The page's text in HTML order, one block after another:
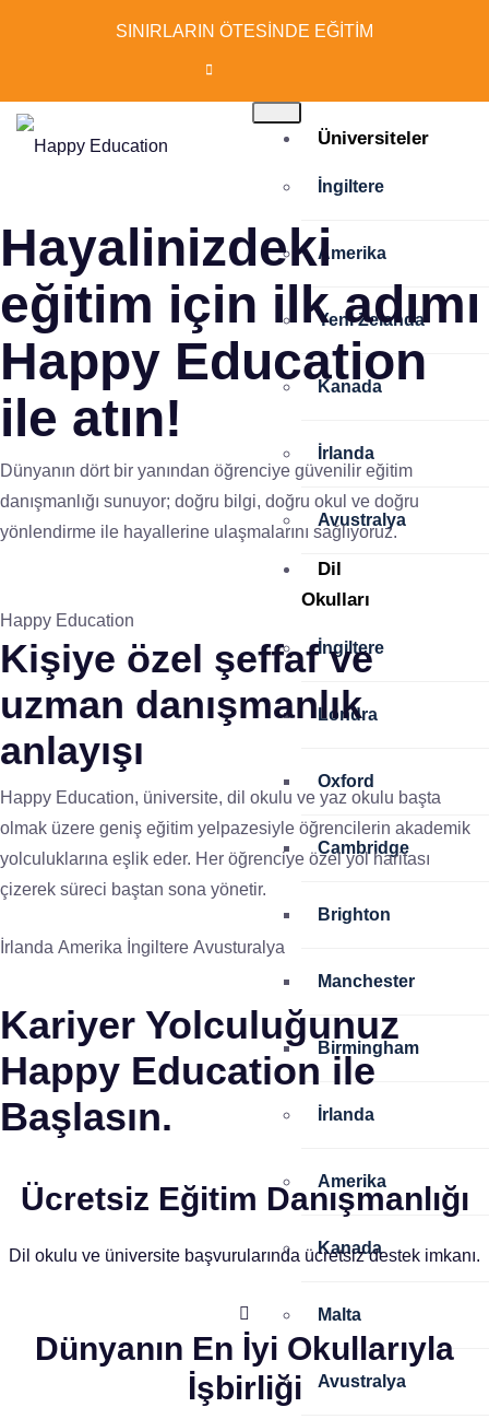
SINIRLARIN ÖTESİNDE EĞİTİM
Üniversiteler
İngiltere
Amerika
Yeni Zelanda
Kanada
İrlanda
Avustralya
Dil
Okulları
İngiltere
Londra
Oxford
Cambridge
Brighton
Manchester
Birmingham
İrlanda
Amerika
Kanada
Malta
Avustralya
Hayalinizdeki
eğitim için ilk adımı
Happy Education
ile atın!
Dünyanın dört bir yanından öğrenciye güvenilir eğitim
danışmanlığı sunuyor; doğru bilgi, doğru okul ve doğru
yönlendirme ile hayallerine ulaşmalarını sağlıyoruz.
Happy Education
Kişiye özel şeffaf ve
uzman danışmanlık
anlayışı
Happy Education, üniversite, dil okulu ve yaz okulu başta
olmak üzere geniş eğitim yelpazesiyle öğrencilerin akademik
yolculuklarına eşlik eder. Her öğrenciye özel yol haritası
çizerek süreci baştan sona yönetir.
İrlanda Amerika İngiltere Avusturalya
Kariyer Yolculuğunuz
Happy Education ile
Başlasın.
Ücretsiz Eğitim Danışmanlığı
Dil okulu ve üniversite başvurularında ücretsiz destek imkanı.
Dünyanın En İyi Okullarıyla
İşbirliği